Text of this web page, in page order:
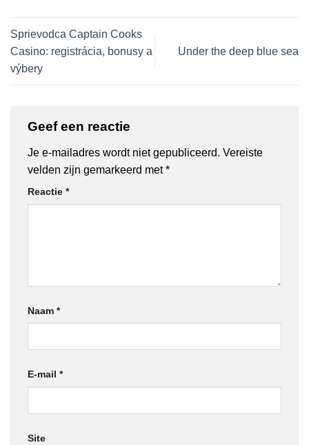
Sprievodca Captain Cooks
Casino: registrácia, bonusy a
výbery
Under the deep blue sea
Geef een reactie
Je e-mailadres wordt niet gepubliceerd. Vereiste
velden zijn gemarkeerd met*
Reactie *
Naam *
E-mail *
Site